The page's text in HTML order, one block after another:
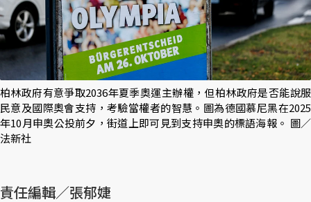
柏林政府有意爭取2036年夏季奧運主辦權，但柏林政府是否能說服
民意及國際奧會支持，考驗當權者的智慧。圖為德國慕尼黑在2025
年10月申奧公投前夕，街道上即可見到支持申奧的標語海報。 圖／
法新社
責任編輯／張郁婕